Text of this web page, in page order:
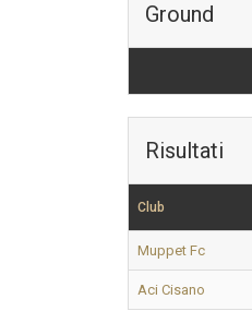
Ground
Risultati
Club
Muppet Fc
Aci Cisano